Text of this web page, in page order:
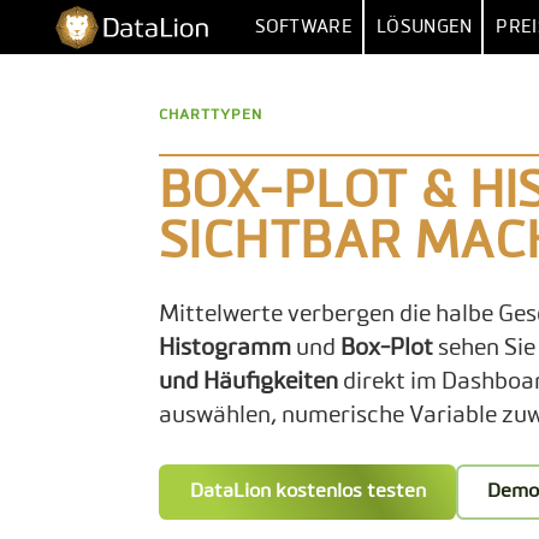
DataLion SOFTWARE
FRAGETYPEN
SKIP- & DISPLAY-LOGIK
SURVEY-TO-DASHBOARD
UMFRAGE-VORLAGEN
MEHRERE
LÖSUNGEN
HUMAN
CHARTTYPEN
BOX-PLOT &
SICHTBAR
Mittelwerte verbergen die halbe
Histogramm und Box-Plot sehen Sie
und Häufigkeiten direkt im
auswählen, numerische Variable
DataLion kostenlos testen